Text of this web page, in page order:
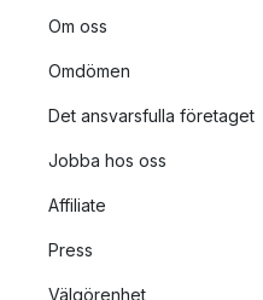
Om oss
Omdömen
Det ansvarsfulla företaget
Jobba hos oss
Affiliate
Press
Välgörenhet